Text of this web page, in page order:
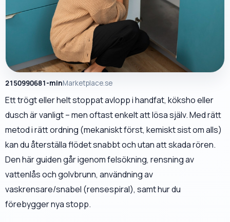
2150990681-minMarketplace.se
Ett trögt eller helt stoppat avlopp i handfat, köksho eller
dusch är vanligt – men oftast enkelt att lösa själv. Med rätt
metod i rätt ordning (mekaniskt först, kemiskt sist om alls)
kan du återställa flödet snabbt och utan att skada rören.
Den här guiden går igenom felsökning, rensning av
vattenlås och golvbrunn, användning av
vaskrensare/snabel (rensespiral), samt hur du
förebygger nya stopp.